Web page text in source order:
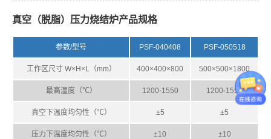
真空（脱脂）压力烧结炉产品规格
参数/型号 PSF-040408 PSF-050518
工作区尺寸 W×H×L（mm） 400×400×800 500×500×1800
最高温度（℃） 1200-1550 1200-1550
真空下温度均匀性（℃） ±5 ±5
压力下温度均匀性（℃） ±10 ±10